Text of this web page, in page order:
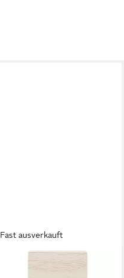
Fast ausverkauft
Eau de Parfum Fleurs De